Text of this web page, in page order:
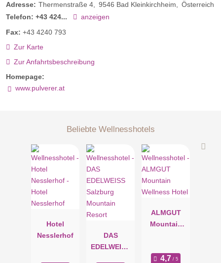
Adresse: Thermenstraße 4 9546 Bad Kleinkirchheim
Österreich
Telefon: +43 424...
anzeigen
Fax: +43 4240 793
Zur Karte
Zur Anfahrtsbeschreibung
Homepage:
www.pulverer.at
Beliebte Wellnesshotels
Hotel
Nesslerhof
DAS
EDELWEISS
ALMGUT
Mountain